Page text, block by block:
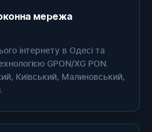
мережа
інтернету в Одесі та
GPON/XG PON.
Київський, Малиновський,